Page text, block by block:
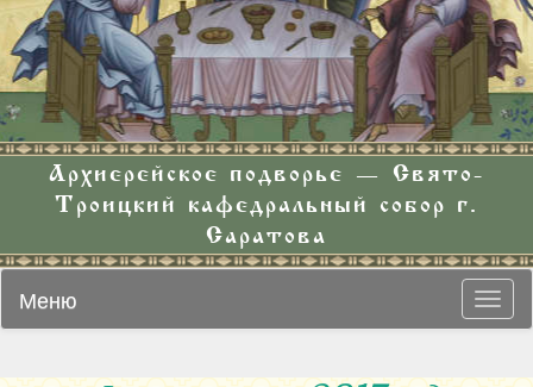
Архиерейское подворье — Свято-
Троицкий кафедральный собор г.
Саратова
Меню